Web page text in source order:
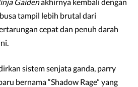
tampil lebih brutal dari
cepat dan penuh darah
sistem senjata ganda, parry
bernama “Shadow Rage” yang